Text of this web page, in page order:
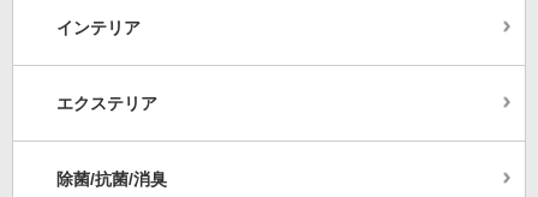
インテリア
エクステリア
除菌/抗菌/消臭